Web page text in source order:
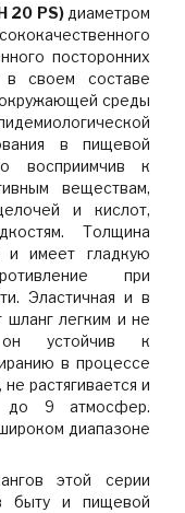
20 PS) диаметром
посторонних
своем составе
среды
в пищевой
восприимчив к
веществам,
и кислот,
Толщина
и имеет гладкую
при
Эластичная и в
шланг легким и не
он устойчив к
в процессе
растягивается и
до 9 атмосфер.
диапазоне
этой серии
быту и пищевой